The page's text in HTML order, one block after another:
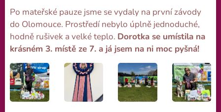
Po mateřské pauze jsme se vydaly na první závody
do Olomouce. Prostředí nebylo úplně jednoduché,
hodně rušivek a velké teplo. Dorotka se umístila na
krásném 3. místě ze 7. a já jsem na ni moc pyšná!